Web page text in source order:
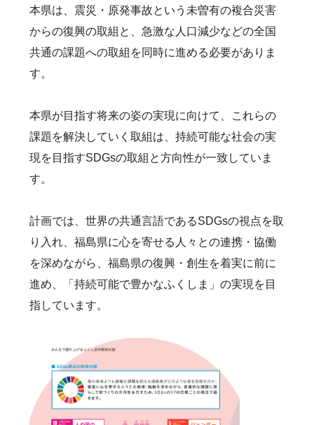
本県は、震災・原発事故という未曽有の複合災害
からの復興の取組と、急激な人口減少などの全国
共通の課題への取組を同時に進める必要がありま
す。
本県が目指す将来の姿の実現に向けて、これらの
課題を解決していく取組は、持続可能な社会の実
現を目指すSDGsの取組と方向性が一致していま
す。
計画では、世界の共通言語であるSDGsの視点を取
り入れ、福島県に心を寄せる人々との連携・協働
を深めながら、福島県の復興・創生を着実に前に
進め、「持続可能で豊かなふくしま」の実現を目
指しています。